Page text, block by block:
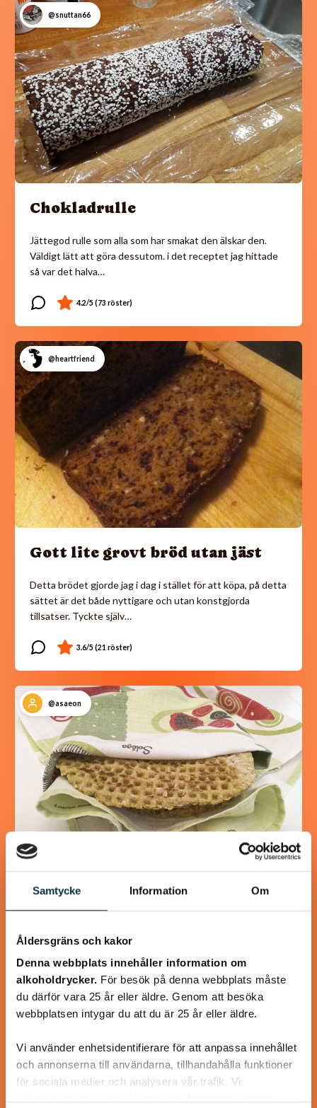
Samtycke Information Om
Åldersgräns och kakor
Denna webbplats innehåller information om
alkoholdrycker. För besök på denna webbplats måste
du därför vara 25 år eller äldre. Genom att besöka
webbplatsen intygar du att du är 25 år eller äldre.
Vi använder enhetsidentifierare för att anpassa innehållet
och annonserna till användarna, tillhandahålla funktioner
för sociala medier och analysera vår trafik. Vi
@snuttan66
Chokladrulle
Jättegod rulle som alla som har smakat den älskar den.
Väldigt lätt att göra dessutom. i det receptet jag hittade
så var det halva…
@heartfriend
Gott lite grovt bröd utan jäst
Detta brödet gjorde jag i dag i stället för att köpa, på detta
sättet är det både nyttigare och utan konstgjorda
tillsatser. Tyckte själv…
@asaeon
Glutenfri stompa
(stekpannebröd)
Glutenfritt tunnbröd som smakar lika bra som den ”vanliga”
varianten med vete.
@asaeon